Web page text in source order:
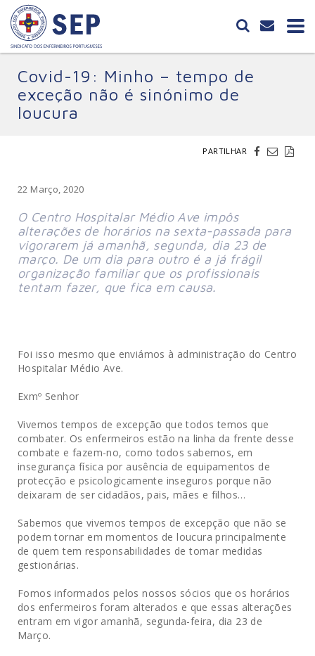
Covid-19: Minho – tempo de
exceção não é sinónimo de
loucura
PARTILHAR
22 Março, 2020
O Centro Hospitalar Médio Ave impôs
alterações de horários na sexta-passada para
vigorarem já amanhã, segunda, dia 23 de
março. De um dia para outro é a já frágil
organização familiar que os profissionais
tentam fazer, que fica em causa.
Foi isso mesmo que enviámos à administração do Centro
Hospitalar Médio Ave.
Exmº Senhor
Vivemos tempos de excepção que todos temos que
combater. Os enfermeiros estão na linha da frente desse
combate e fazem-no, como todos sabemos, em
insegurança física por ausência de equipamentos de
protecção e psicologicamente inseguros porque não
deixaram de ser cidadãos, pais, mães e filhos…
Sabemos que vivemos tempos de excepção que não se
podem tornar em momentos de loucura principalmente
de quem tem responsabilidades de tomar medidas
gestionárias.
Fomos informados pelos nossos sócios que os horários
dos enfermeiros foram alterados e que essas alterações
entram em vigor amanhã, segunda-feira, dia 23 de
Março.